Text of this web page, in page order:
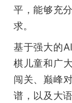
平，能够充
求。
基于强大的
棋儿童和广
闯关、巅峰
谱，以及大